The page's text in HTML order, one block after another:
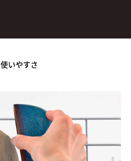
使いやすさ